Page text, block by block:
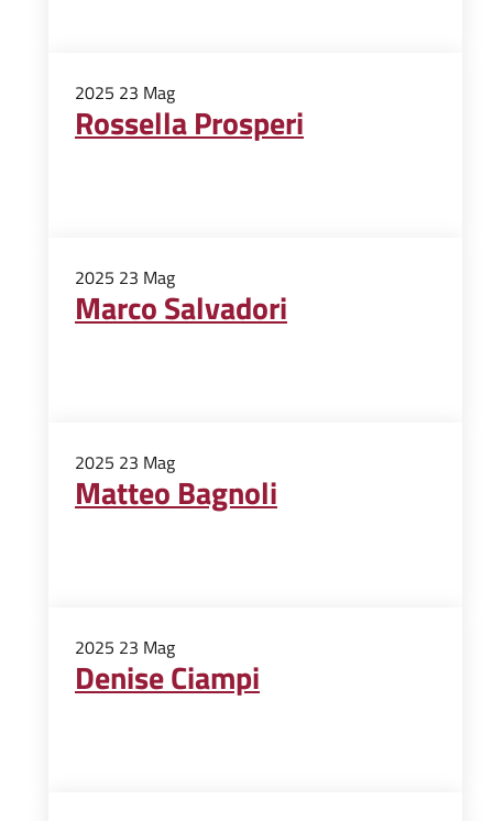
2025 23 Mag
Rossella Prosperi
2025 23 Mag
Marco Salvadori
2025 23 Mag
Matteo Bagnoli
2025 23 Mag
Denise Ciampi